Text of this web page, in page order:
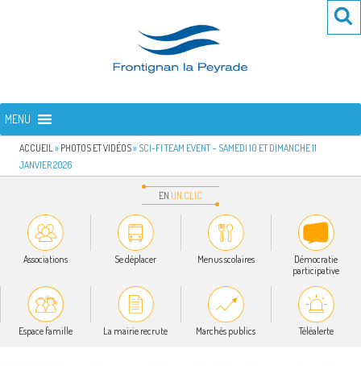
FRONTIGNAN LA PEYRADE
MENU
ACCUEIL » PHOTOS ET VIDÉOS» SCI-FI TEAM EVENT – SAMEDI 10 ET DIMANCHE 11
JANVIER 2026
EN UN CLIC
Associations Se déplacer Menus scolaires
Démocratie
participative
Espace famille La mairie recrute Marchés publics Téléalerte